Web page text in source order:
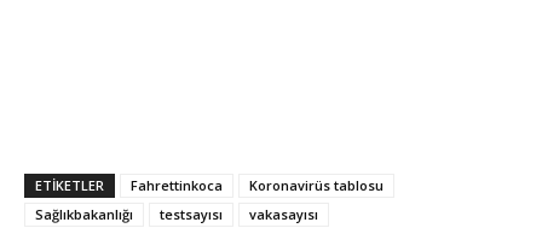
ETIKETLER Fahrettinkoca
Koronavirüs tablosu
Sağlıkbakanlığı
testsayısı vakasayısı